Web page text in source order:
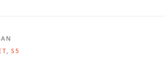
, S5